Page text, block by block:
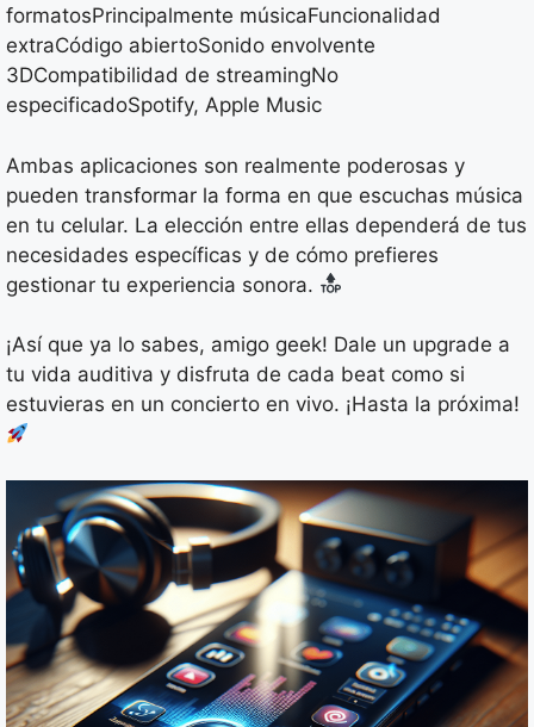
formatosPrincipalmente músicaFuncionalidad
extraCódigo abiertoSonido envolvente
3DCompatibilidad de streamingNo
especificadoSpotify, Apple Music
Ambas aplicaciones son realmente poderosas y
pueden transformar la forma en que escuchas música
en tu celular. La elección entre ellas dependerá de tus
necesidades específicas y de cómo prefieres
gestionar tu experiencia sonora.
¡Así que ya lo sabes, amigo geek! Dale un upgrade a
tu vida auditiva y disfruta de cada beat como si
estuvieras en un concierto en vivo. ¡Hasta la próxima!